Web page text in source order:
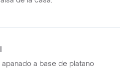
a base de platano